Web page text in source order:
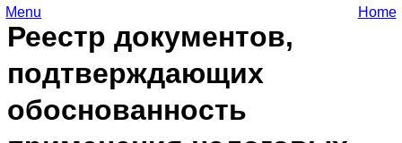
Реестр документов,
подтверждающих
обоснованность
Menu Home